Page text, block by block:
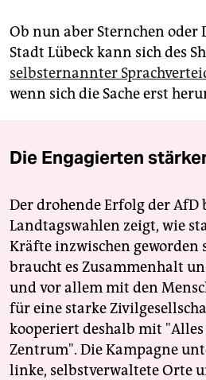
Ob nun aber Sternchen oder
Stadt Lübeck kann sich des
selbsternannter
wenn sich die Sache erst
Die Engagierten
Der drohende Erfolg der AfD
Landtagswahlen zeigt, wie
Kräfte inzwischen geworden
braucht es Zusammenhalt
und vor allem mit den
für eine starke
kooperiert deshalb mit
Zentrum". Die Kampagne
linke, selbstverwaltete Orte